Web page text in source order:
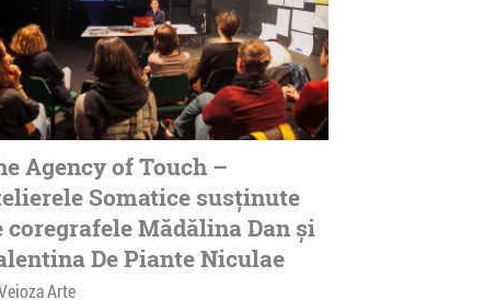
Agency of Touch –
Somatice susținute
coregrafele Mădălina Dan și
De Piante Niculae
Arte